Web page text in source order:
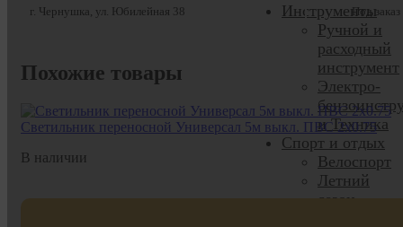
Инструменты
Ручной и
расходный
инструмент
Электро-
и Техника
Спорт и отдых
Велоспорт
Летний
сезон
г. Чернушка, ул. Юбилейная 38
Под заказ
Похожие товары
Светильник переносной Универсал 5м выкл. ПВС 2х0.75
В наличии